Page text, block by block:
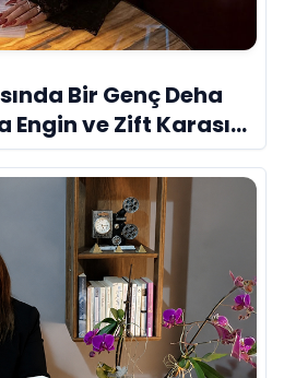
Bir Genç Deha
Engin ve Zift Karası